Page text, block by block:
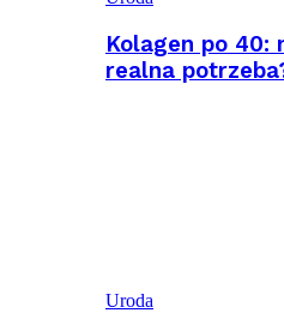
Kolagen po 40:
realna
Uroda